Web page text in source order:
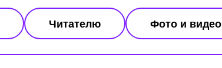
Читателю Фото и видео